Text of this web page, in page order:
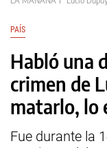
PAÍS
Habló una
crimen de
matarlo, lo
Fue durante la